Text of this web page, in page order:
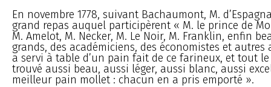
En novembre 1778, suivant Bachaumont, M.
grand repas auquel participèrent « M. le prince de
M. Amelot, M. Necker, M. Le Noir, M. Franklin, enfin
grands, des académiciens, des économistes et autres
a servi à table d’un pain fait de ce farineux, et tout le
trouvé aussi beau, aussi léger, aussi blanc, aussi
meilleur pain mollet : chacun en a pris emporté ».